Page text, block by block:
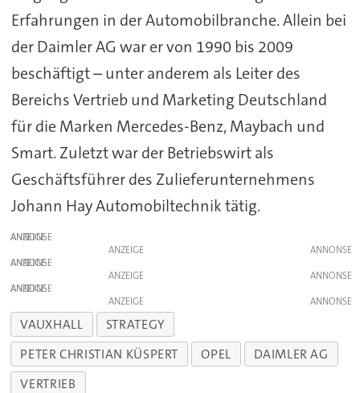
Erfahrungen in der Automobilbranche. Allein bei
der Daimler AG war er von 1990 bis 2009
beschäftigt – unter anderem als Leiter des
Bereichs Vertrieb und Marketing Deutschland
für die Marken Mercedes-Benz, Maybach und
Smart. Zuletzt war der Betriebswirt als
Geschäftsführer des Zulieferunternehmens
Johann Hay Automobiltechnik tätig.
ANZEIGE
ANZEIGE
ANZEIGE
ANZEIGE
ANZEIGE
ANZEIGE
VAUXHALL
STRATEGY
PETER CHRISTIAN KÜSPERT
OPEL
DAIMLER AG
VERTRIEB